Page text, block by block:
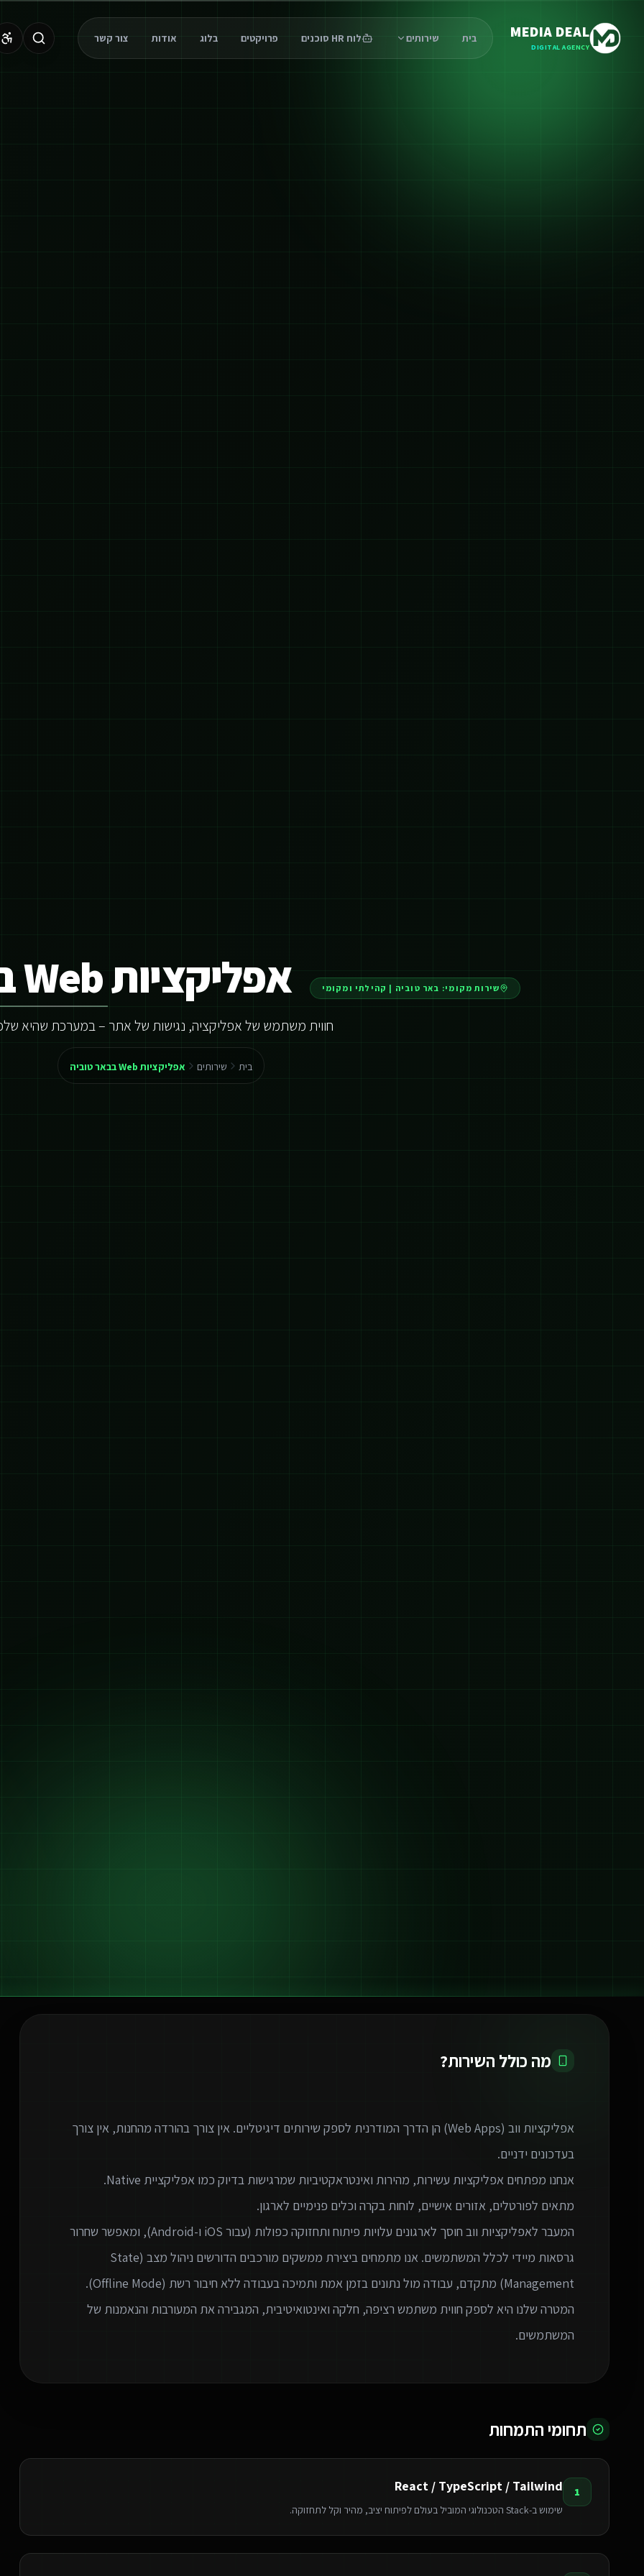
MEDIA DEAL
DIGITAL AGENCY
בית שירותים לוח HR סוכנים פרויקטים בלוג אודות צור קשר
שירות מקומי: באר טוביה | קהילתי ומקומי אפליקציות Web בבאר טוביה
חווית משתמש של אפליקציה, נגישות של אתר – במערכת שהיא
בית שירותים אפליקציות Web בבאר טוביה
מה כולל השירות?
אפליקציות ווב (Web Apps) הן הדרך המודרנית לספק שירותים דיגיטליים. אין צורך בהורדה מהחנות, אין צורך
המעבר לאפליקציות ווב חוסך לארגונים עלויות פיתוח ותחזוקה כפולות (עבור iOS ו-Android), ומאפשר שחרור
גרסאות מיידי לכלל המשתמשים. אנו מתמחים ביצירת ממשקים מורכבים הדורשים ניהול מצב (State
Management) מתקדם, עבודה מול נתונים בזמן אמת ותמיכה בעבודה ללא חיבור רשת (Offline Mode).
המטרה שלנו היא לספק חווית משתמש רציפה, חלקה ואינטואיטיבית, המגבירה את המעורבות והנאמנות של
המשתמשים.
תחומי התמחות
1
React / TypeScript / Tailwind
שימוש ב-Stack הטכנולוגי המוביל בעולם לפיתוח יציב, מהיר וקל לתחזוקה.